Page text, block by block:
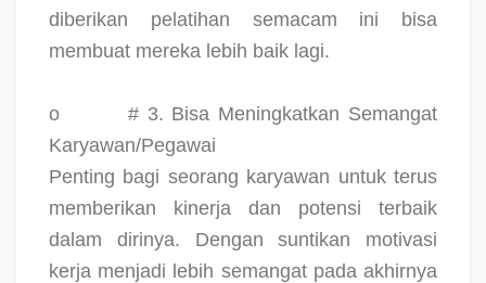
diberikan pelatihan semacam ini bisa
membuat mereka lebih baik lagi.
o
# 3. Bisa Meningkatkan Semangat
Karyawan/Pegawai
Penting bagi seorang karyawan untuk terus
memberikan kinerja dan potensi terbaik
dalam dirinya. Dengan suntikan motivasi
kerja menjadi lebih semangat pada akhirnya